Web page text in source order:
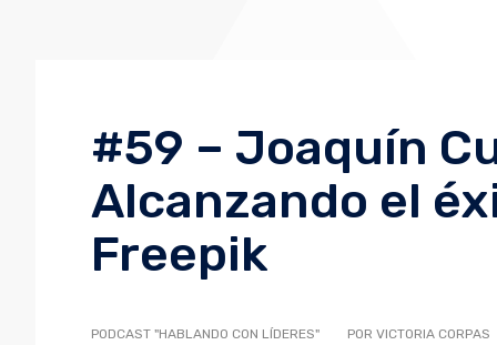
#59 – Joaquín
Alcanzando el
Freepik
PODCAST "HABLANDO CON LÍDERES" POR VICTORIA CORPAS